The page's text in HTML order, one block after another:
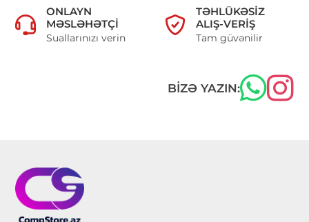
ONLAYN
MƏSLƏHƏTÇI
Suallarınızı verin
TƏHLÜKƏSIZ
ALIŞ-VERIŞ
Tam güvənilir
BIZƏ YAZIN: